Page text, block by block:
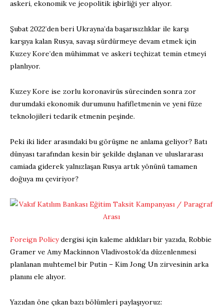
askeri, ekonomik ve jeopolitik işbirliği yer alıyor.
Şubat 2022’den beri Ukrayna’da başarısızlıklar ile karşı
karşıya kalan Rusya, savaşı sürdürmeye devam etmek için
Kuzey Kore’den mühimmat ve askeri teçhizat temin etmeyi
planlıyor.
Kuzey Kore ise zorlu koronavirüs sürecinden sonra zor
durumdaki ekonomik durumunu hafifletmenin ve yeni füze
teknolojileri tedarik etmenin peşinde.
Peki iki lider arasındaki bu görüşme ne anlama geliyor? Batı
dünyası tarafından kesin bir şekilde dışlanan ve uluslararası
camiada giderek yalnızlaşan Rusya artık yönünü tamamen
doğuya mı çeviriyor?
Foreign Policydergisi için kaleme aldıkları bir yazıda, Robbie
Gramer ve Amy Mackinnon Vladivostok’da düzenlenmesi
planlanan muhtemel bir Putin – Kim Jong Un zirvesinin arka
planını ele alıyor.
Yazıdan öne çıkan bazı bölümleri paylaşıyoruz: